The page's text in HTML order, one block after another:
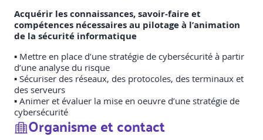
Acquérir les connaissances, savoir-faire et
compétences nécessaires au pilotage à l’animation
de la sécurité informatique
▪ Mettre en place d’une stratégie de cybersécurité à partir
d’une analyse du risque
▪ Sécuriser des réseaux, des protocoles, des terminaux et
des serveurs
▪ Animer et évaluer la mise en oeuvre d’une stratégie de
cybersécurité
Organisme et contact